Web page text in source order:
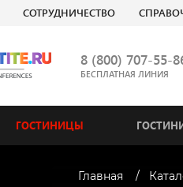
СОТРУДНИЧЕСТВО
8 (800) 707-55-
БЕСПЛАТНАЯ ЛИНИЯ
ГОСТИНИЦЫ
Главная